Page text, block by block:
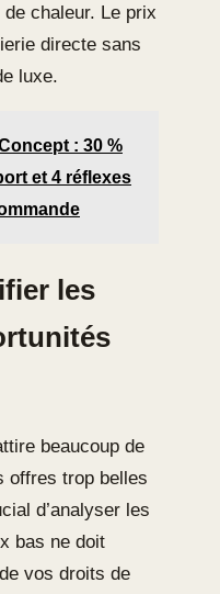
chaleur. Le prix
directe sans
luxe.
: 30 %
et 4 réflexes
les
beaucoup de
offres trop belles
d’analyser les
bas ne doit
vos droits de